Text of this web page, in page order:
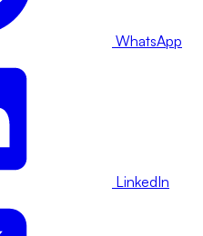
WhatsApp
LinkedIn